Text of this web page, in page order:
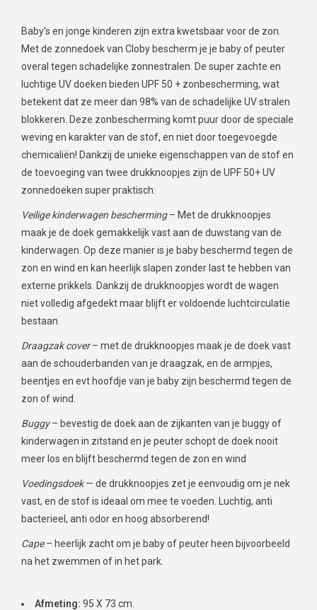
Baby’s en jonge kinderen zijn extra kwetsbaar voor de zon.
Met de zonnedoek van Cloby bescherm je je baby of peuter
overal tegen schadelijke zonnestralen. De super zachte en
luchtige UV doeken bieden UPF 50 + zonbescherming, wat
betekent dat ze meer dan 98% van de schadelijke UV stralen
blokkeren. Deze zonbescherming komt puur door de speciale
weving en karakter van de stof, en niet door toegevoegde
chemicaliën! Dankzij de unieke eigenschappen van de stof en
de toevoeging van twee drukknoopjes zijn de UPF 50+ UV
zonnedoeken super praktisch:
Veilige kinderwagen bescherming– Met de drukknoopjes
maak je de doek gemakkelijk vast aan de duwstang van de
kinderwagen. Op deze manier is je baby beschermd tegen de
zon en wind en kan heerlijk slapen zonder last te hebben van
externe prikkels. Dankzij de drukknoopjes wordt de wagen
niet volledig afgedekt maar blijft er voldoende luchtcirculatie
bestaan.
Draagzak cover– met de drukknoopjes maak je de doek vast
aan de schouderbanden van je draagzak, en de armpjes,
beentjes en evt hoofdje van je baby zijn beschermd tegen de
zon of wind.
Buggy– bevestig de doek aan de zijkanten van je buggy of
kinderwagen in zitstand en je peuter schopt de doek nooit
meer los en blijft beschermd tegen de zon en wind
Voedingsdoek— de drukknoopjes zet je eenvoudig om je nek
vast, en de stof is ideaal om mee te voeden. Luchtig, anti
bacterieel, anti odor en hoog absorberend!
Cape– heerlijk zacht om je baby of peuter heen bijvoorbeeld
na het zwemmen of in het park.
Afmeting: 95 X 73 cm.